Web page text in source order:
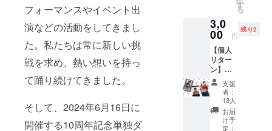
フォーマンスやイベント出
演などの活動をしてきまし
た。私たちは常に新しい挑
戦を求め、熱い想いを持っ
て踊り続けてきました。
そして、2024年6月16日に
開催する10周年記念単独ダ
りとり
にて 調
節して
頂く可
能性が
ござい
ます。
す
る
3,0
00 円
残り2
【個人
リター
ン】に
こにこ
ゆいこ
のオリ
ジナル
ステッ
カー+
支援
者：
13人
お届
け予
定：